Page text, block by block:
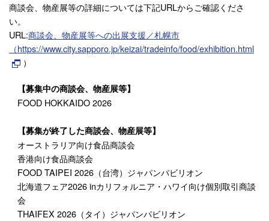
商談会、物産展等の詳細については下記URLからご確認くださ
い。
URL:商談会、物産展等への出展支援／札幌市
（https://www.city.sapporo.jp/keizai/tradeinfo/food/exhibition.html
）
【募集中の商談会、物産展等】
FOOD HOKKAIDO 2026
【募集が終了した商談会、物産展等】
オーストラリア向け食品商談会
香港向け食品商談会
FOOD TAIPEI 2026（台湾）ジャパンパビリオン
北海道フェア2026 inカリフォルニア・ハワイ向け個別取引商談
会
THAIFEX 2026（タイ）ジャパンパビリオン